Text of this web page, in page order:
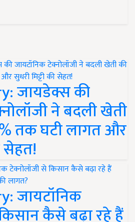
जायडेक्स की
ने बदली खेती
तक घटी लागत और
सेहत!
जायटॉनिक
कैसे बढ़ा रहे हैं